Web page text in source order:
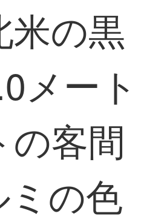
の黒
メート
客間
の色